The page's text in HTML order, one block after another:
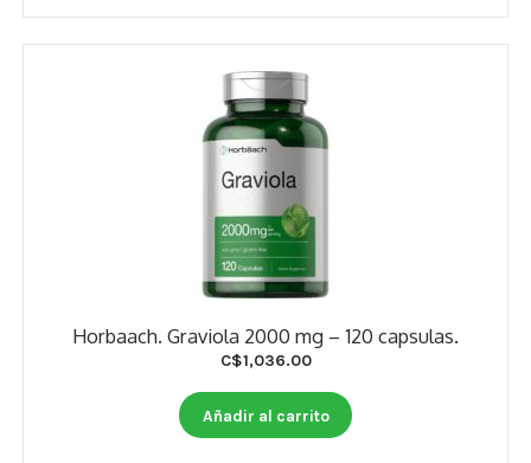
Horbaach. Graviola 2000 mg – 120 capsulas.
C$1,036.00
Añadir al carrito